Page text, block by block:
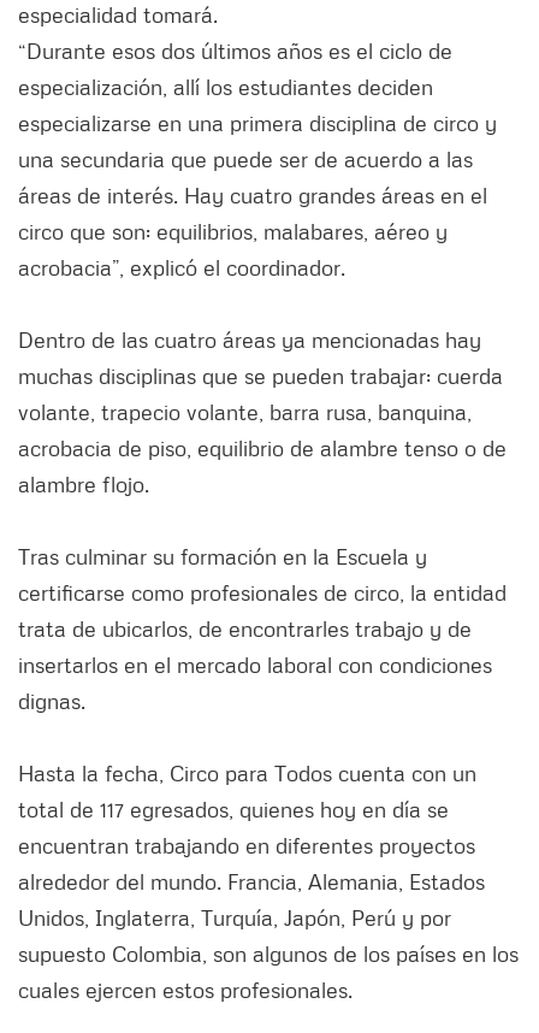
especialidad tomará.
“Durante esos dos últimos años es el ciclo de
especialización, allí los estudiantes deciden
especializarse en una primera disciplina de circo y
una secundaria que puede ser de acuerdo a las
áreas de interés. Hay cuatro grandes áreas en el
circo que son: equilibrios, malabares, aéreo y
acrobacia”, explicó el coordinador.
Dentro de las cuatro áreas ya mencionadas hay
muchas disciplinas que se pueden trabajar: cuerda
volante, trapecio volante, barra rusa, banquina,
acrobacia de piso, equilibrio de alambre tenso o de
alambre flojo.
Tras culminar su formación en la Escuela y
certificarse como profesionales de circo, la entidad
trata de ubicarlos, de encontrarles trabajo y de
insertarlos en el mercado laboral con condiciones
dignas.
Hasta la fecha, Circo para Todos cuenta con un
total de 117 egresados, quienes hoy en día se
encuentran trabajando en diferentes proyectos
alrededor del mundo. Francia, Alemania, Estados
Unidos, Inglaterra, Turquía, Japón, Perú y por
supuesto Colombia, son algunos de los países en los
cuales ejercen estos profesionales.